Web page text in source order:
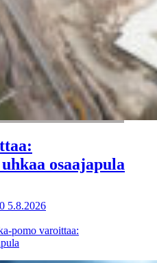
osaajapula
5.8.2026
pomo varoittaa: